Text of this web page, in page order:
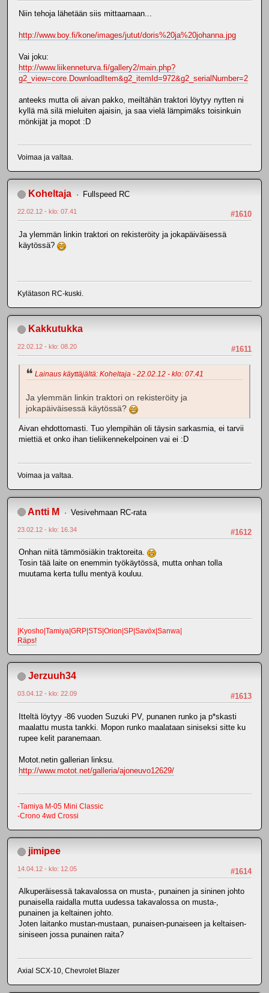
Niin tehoja lähetään siis mittaamaan...
http://www.boy.fi/kone/images/jutut/doris%20ja%20johanna.jpg
Vai joku:
http://www.liikenneturva.fi/gallery2/main.php?
g2_view=core.DownloadItem&g2_itemId=972&g2_serialNumber=2
anteeks mutta oli aivan pakko, meiltähän traktori löytyy nytten ni
kyllä mä silä mieluiten ajaisin, ja saa vielä lämpimäks toisinkuin
mönkijät ja mopot :D
Voimaa ja valtaa.
Koheltaja Fullspeed RC
#1610
22.02.12 - klo: 07.41
Ja ylemmän linkin traktori on rekisteröity ja jokapäiväisessä
käytössä?
Kylätason RC-kuski.
Kakkutukka
#1611
22.02.12 - klo: 08.20
Lainaus käyttäjältä: Koheltaja - 22.02.12 - klo: 07.41
Ja ylemmän linkin traktori on rekisteröity ja
jokapäiväisessä käytössä?
Aivan ehdottomasti. Tuo ylempihän oli täysin sarkasmia, ei tarvii
miettiä et onko ihan tieliikennekelpoinen vai ei :D
Voimaa ja valtaa.
Antti M Vesivehmaan RC-rata
#1612
23.02.12 - klo: 16.34
Onhan niitä tämmösiäkin traktoreita.
Tosin tää laite on enemmin työkäytössä, mutta onhan tolla
muutama kerta tullu mentyä kouluu.
|Kyosho|Tamiya|GRP|STS|Orion|SP|Savöx|Sanwa|
Räps!
Jerzuuh34
#1613
03.04.12 - klo: 22.09
Itteltä löytyy -86 vuoden Suzuki PV, punanen runko ja p*skasti
maalattu musta tankki. Mopon runko maalataan siniseksi sitte ku
rupee kelit paranemaan.
Motot.netin gallerian linksu.
http://www.motot.net/galleria/ajoneuvo12629/
-Tamiya M-05 Mini Classic
-Crono 4wd Crossi
jimipee
#1614
14.04.12 - klo: 12.05
Alkuperäisessä takavalossa on musta-, punainen ja sininen johto
punaisella raidalla mutta uudessa takavalossa on musta-,
punainen ja keltainen johto.
Joten laitanko mustan-mustaan, punaisen-punaiseen ja keltaisen-
siniseen jossa punainen raita?
Axial SCX-10, Chevrolet Blazer